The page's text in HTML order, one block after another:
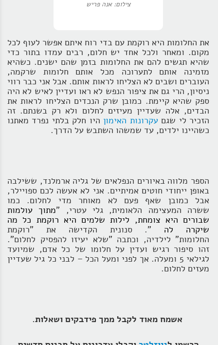
צילום: אנה פריש
את החלומות היא רוקמת עם בדי רוח איתם אפשר לעוף לכל
מקום. ומאחר ולכל אחד יש חלום, רבים עמדו בתור כדי
שהיא תגשים להם את החלומות בזמן שהם ישנים. כשהיא
מזמינה אותם לתערוכה מכל אותם חלומות שרקמה,
העוברים ושבים לא הצליחו לראות אותם. אבל אני כבר רווי
ניסיון, הרי גם את ציפור הנפש לא ראו ועדיין לאיש לא היה
ספק שהיא קיימת. כמובן שרק הנכדים הצליחו לראות את
הבדים, אלה שעדיין מעיזים לחלום ולא רק בשנתם. זה
הזכיר לי שגםעקרונות האימון היו חלק בלתי נפרד מאתנו
כשהיינו ילדים, עד שמשהו השתבש על הדרך.
הספר מלווה באיורים הנפלאים של גליה ארמלנד, ששילבה
באופן ייחודי חוטים אמיתיים. אני לא אעשה לכם ספויילר,
אבל כמובן שאף פעם לא מאוחר מדי לחלום. כמו
ששרה המעצימה הלאומית, גלי עטרי, "מתוך עולמות
שבורים היא צומחת, לילות שלמים היא רוקמת כל מה
שיקרה לה ". סנונית הקדישה את "רוקמת
החלומות" לילדיה, וכתבה "שלא יעיזו להפסיק לחלום".
זהו סיפור רגיש ועדין על חלומו של כל אדם, שמיועד
לגילאי 5 ומעלה. אך לפני ומעל הכל – לבני כל גיל שעדיין
מעזים לחלום.
אשמח מאוד לקבל ממך פידבקים ושאלות.